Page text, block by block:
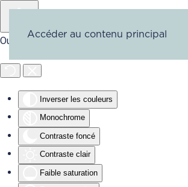
Outils d'accessibilité
Inverser les couleurs
Monochrome
Contraste foncé
Contraste clair
Faible saturation
Accéder au contenu principal